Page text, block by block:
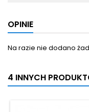
OPINIE
Na razie nie dodano
4 INNYCH